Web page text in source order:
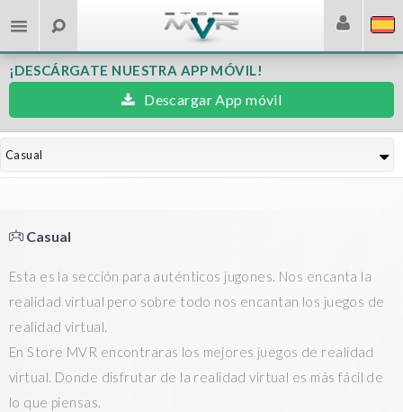
¡DESCÁRGATE NUESTRA APP MÓVIL!
Descargar App móvil
Casual
Casual
Esta es la sección para auténticos jugones. Nos encanta la
realidad virtual pero sobre todo nos encantan los juegos de
realidad virtual.
En Store MVR encontraras los mejores juegos de realidad
virtual. Donde disfrutar de la realidad virtual es más fácil de
lo que piensas.